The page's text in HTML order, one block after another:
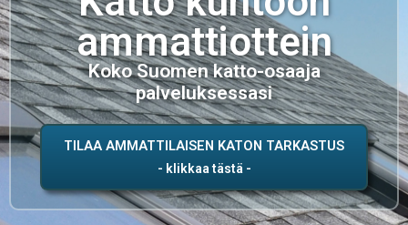
ammattiottein
Koko Suomen katto-osaaja
palveluksessasi
TILAA AMMATTILAISEN KATON TARKASTUS